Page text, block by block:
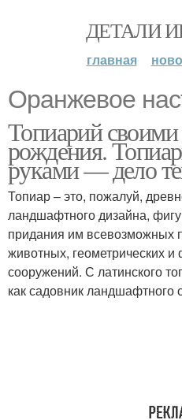
ДЕТАЛИ
главная
Оранжевое
Топиарий
рождения.
руками — дело
Топиар – это, пожалуй,
ландшафтного дизайна,
придания им всевозможных
животных, геометрических
сооружений. С латинского
как садовник ландшафтного